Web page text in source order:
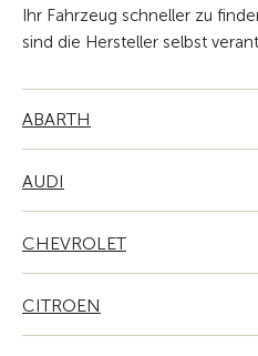
Ihr Fahrzeug schneller zu
sind die Hersteller selbst
ABARTH
AUDI
CHEVROLET
CITROEN